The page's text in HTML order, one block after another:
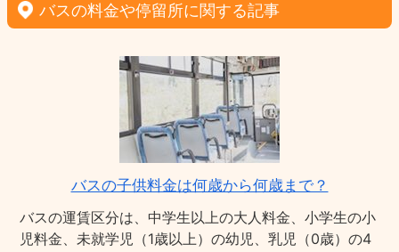
バスの料金や停留所に関する記事
バスの子供料金は何歳から何歳まで？
バスの運賃区分は、中学生以上の大人料金、小学生の小
児料金、未就学児（1歳以上）の幼児、乳児（0歳）の4